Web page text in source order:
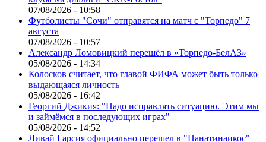
07/08/2026 - 10:58
Футболисты "Сочи" отправятся на матч с "Торпедо" 7
августа
07/08/2026 - 10:57
Александр Ломовицкий перешёл в «Торпедо-БелАЗ»
05/08/2026 - 14:34
Колосков считает, что главой ФИФА может быть только
выдающаяся личность
05/08/2026 - 16:42
Георгий Джикия: "Надо исправлять ситуацию. Этим мы
и займёмся в последующих играх"
05/08/2026 - 14:52
Ливай Гарсия официально перешел в "Панатинаикос"